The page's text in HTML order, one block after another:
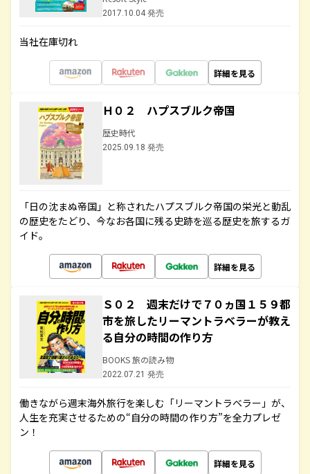
2017.10.04 発売
当社在庫切れ
詳細を見る
Ｈ０２ ハプスブルク帝国
歴史時代
2025.09.18 発売
「日の沈まぬ帝国」と称されたハプスブルク帝国の栄光と動乱
の歴史をたどり、今なお各国に残る史跡を巡る歴史を旅するガ
イド。
詳細を見る
Ｓ０２ 週末だけで７０ヵ国１５９都
市を旅したリーマントラベラーが教え
る自分の時間の作り方
BOOKS 旅の読み物
2022.07.21 発売
働きながら週末海外旅行を楽しむ「リーマントラベラー」が、
人生を充実させるための“自分の時間の作り方”を全力プレゼ
ン！
詳細を見る